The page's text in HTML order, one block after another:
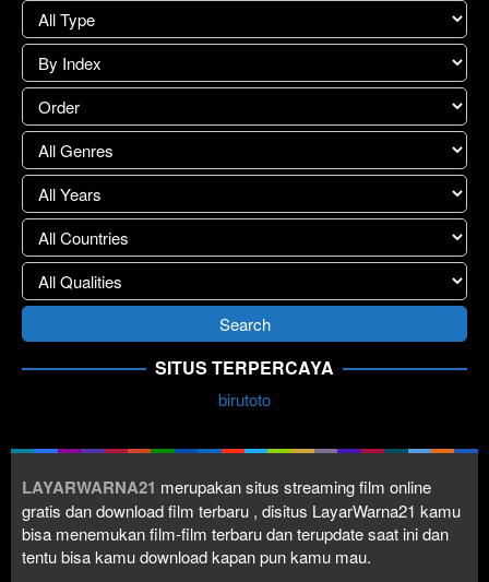
SITUS TERPERCAYA
birutoto
LAYARWARNA21 merupakan situs streaming film online
gratis dan download film terbaru , disitus LayarWarna21 kamu
bisa menemukan film-film terbaru dan terupdate saat ini dan
tentu bisa kamu download kapan pun kamu mau.